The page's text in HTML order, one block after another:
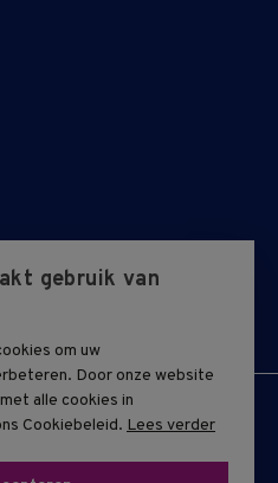
gebruik van
om uw
Door onze website
alle cookies in
Cookiebeleid. Lees verder